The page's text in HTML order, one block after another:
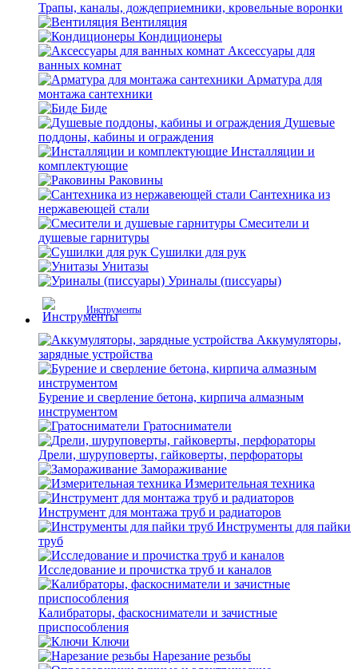
Трапы, каналы, дождеприемники, кровельные воронки
Вентиляция
Кондиционеры
Аксессуары для
ванных комнат
Арматура для
монтажа сантехники
Биде
Душевые
поддоны, кабины и ограждения
Инсталляции и
комплектующие
Раковины
Сантехника из
нержавеющей стали
Смесители и
душевые гарнитуры
Сушилки для рук
Унитазы
Уриналы (писсуары)
Инструменты
Аккумуляторы,
зарядные устройства
Бурение и сверление бетона, кирпича алмазным
инструментом
Гратосниматели
Дрели, шуруповерты, гайковерты, перфораторы
Замораживание
Измерительная техника
Инструмент для монтажа труб и радиаторов
Инструменты для пайки
труб
Исследование и прочистка труб и каналов
Калибраторы, фаскосниматели и зачистные
приспособления
Ключи
Нарезание резьбы